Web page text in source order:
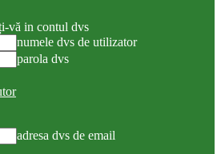
vă in contul dvs
numele dvs de utilizator
parola dvs
adresa dvs de email